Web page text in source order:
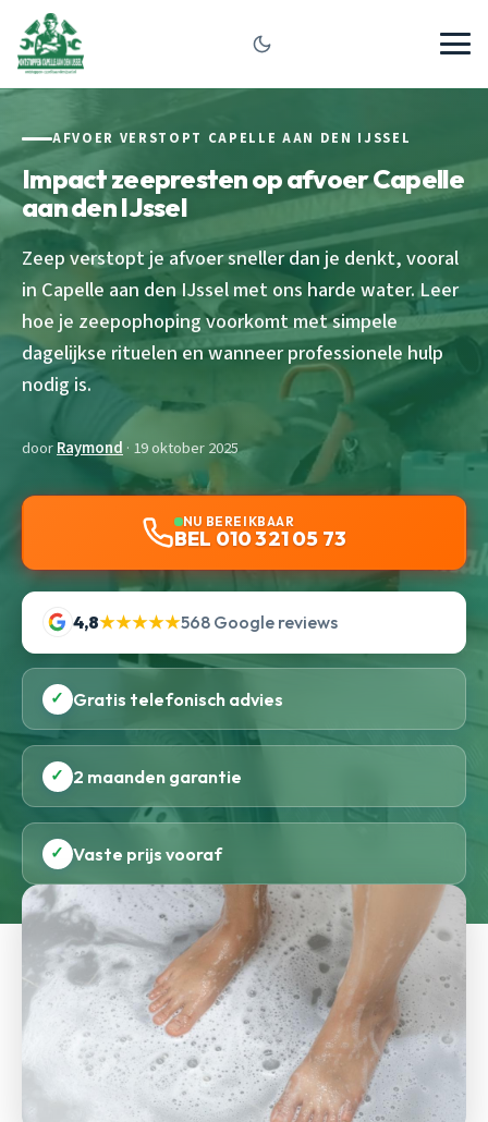
AFVOER VERSTOPT CAPELLE AAN DEN IJSSEL
Impact zeepresten op afvoer Capelle
aan den IJssel
Zeep verstopt je afvoer sneller dan je denkt, vooral
in Capelle aan den IJssel met ons harde water. Leer
hoe je zeepophoping voorkomt met simpele
dagelijkse rituelen en wanneer professionele hulp
nodig is.
doorRaymond · 19 oktober 2025
NU BEREIKBAAR
BEL 010 321 05 73
4,8★★★★★568 Google reviews
✓ Gratis telefonisch advies
✓ 2 maanden garantie
✓ Vaste prijs vooraf